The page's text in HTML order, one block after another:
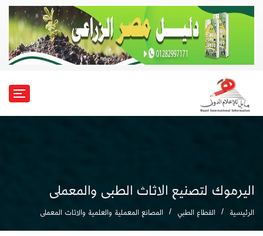
اليرموك لتصنيع الاثاث الطبى والمعملى
الرئيسية القطاع الطبي المصانع المعملية والعلمية والاثاث المعملى